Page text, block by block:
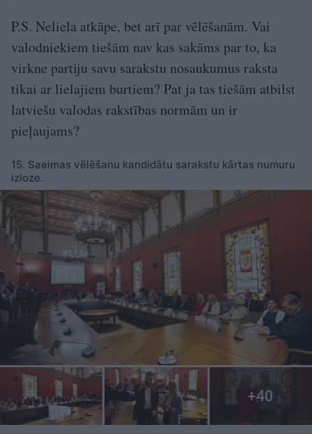
P.S. Neliela atkāpe, bet arī par vēlēšanām. Vai
valodniekiem tiešām nav kas sakāms par to, ka
virkne partiju savu sarakstu nosaukumus raksta
tikai ar lielajiem burtiem? Pat ja tas tiešām atbilst
latviešu valodas rakstības normām un ir
pieļaujams?
15. Saeimas vēlēšanu kandidātu sarakstu kārtas numuru
izloze.